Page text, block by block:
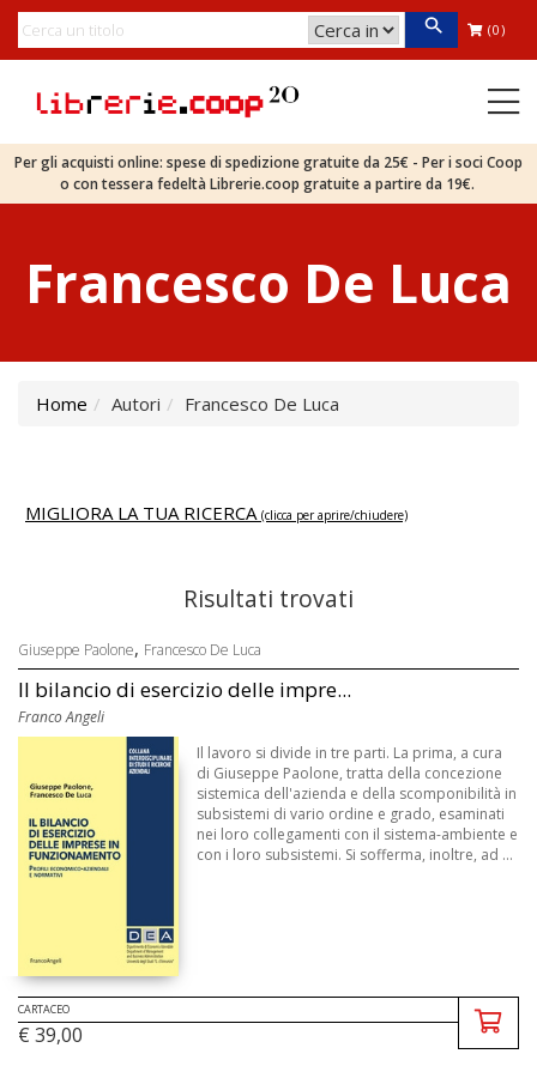
(0)
Per gli acquisti online: spese di spedizione gratuite da 25€ - Per i soci Coop
o con tessera fedeltà Librerie.coop gratuite a partire da 19€.
Francesco De Luca
Home Autori Francesco De Luca
MIGLIORA LA TUA RICERCA (clicca per aprire/chiudere)
Risultati trovati
Giuseppe Paolone, Francesco De Luca
Il bilancio di esercizio delle impre...
Franco Angeli
Il lavoro si divide in tre parti. La prima, a cura
di Giuseppe Paolone, tratta della concezione
sistemica dell'azienda e della scomponibilità in
subsistemi di vario ordine e grado, esaminati
nei loro collegamenti con il sistema-ambiente e
con i loro subsistemi. Si sofferma, inoltre, ad ...
CARTACEO
€ 39,00